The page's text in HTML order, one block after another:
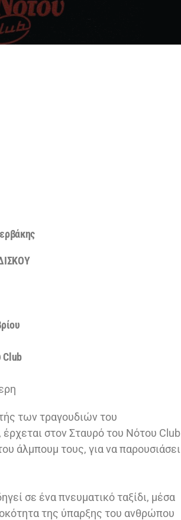
Club
των τραγουδιών του
, έρχεται στον Σταυρό του Νότου Club
άλμπουμ τους, για να παρουσιάσει
σε ένα πνευματικό ταξίδι, μέσα
της ύπαρξης του ανθρώπου